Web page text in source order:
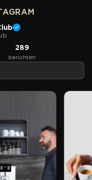
289
berichten